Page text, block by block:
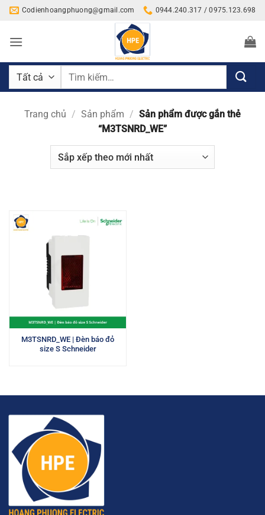
Bỏ
nội
Codienhoangphuong@gmail.com 0944.240.317 / 0975.123.698
Tìm
Trang chủ / Sản phẩm / Sản phẩm được gắn thẻ
“M3TSNRD_WE”
M3TSNRD_WE | Đèn báo đỏ
size S Schneider